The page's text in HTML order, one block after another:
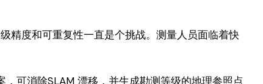
精度和可重复性一直是个挑战。测量人员面临着快
可消除SLAM 漂移，并生成勘测等级的地理参照点